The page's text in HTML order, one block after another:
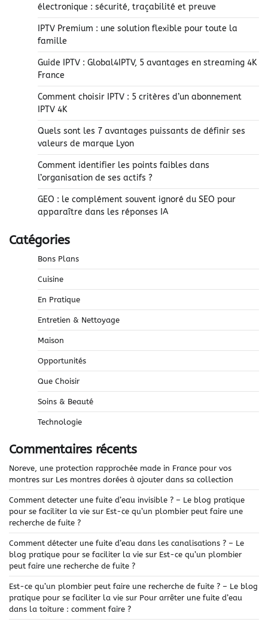
électronique : sécurité, traçabilité et preuve
IPTV Premium : une solution flexible pour toute la
famille
Guide IPTV : Global4IPTV, 5 avantages en streaming 4K
France
Comment choisir IPTV : 5 critères d’un abonnement
IPTV 4K
Quels sont les 7 avantages puissants de définir ses
valeurs de marque Lyon
Comment identifier les points faibles dans
l’organisation de ses actifs ?
GEO : le complément souvent ignoré du SEO pour
apparaître dans les réponses IA
Catégories
Bons Plans
Cuisine
En Pratique
Entretien & Nettoyage
Maison
Opportunités
Que Choisir
Soins & Beauté
Technologie
Commentaires récents
Noreve, une protection rapprochée made in France pour vos
montres sur Les montres dorées à ajouter dans sa collection
Comment detecter une fuite d’eau invisible ? – Le blog pratique
pour se faciliter la vie sur Est-ce qu’un plombier peut faire une
recherche de fuite ?
Comment détecter une fuite d’eau dans les canalisations ? – Le
blog pratique pour se faciliter la vie sur Est-ce qu’un plombier
peut faire une recherche de fuite ?
Est-ce qu’un plombier peut faire une recherche de fuite ? – Le blog
pratique pour se faciliter la vie sur Pour arrêter une fuite d’eau
dans la toiture : comment faire ?